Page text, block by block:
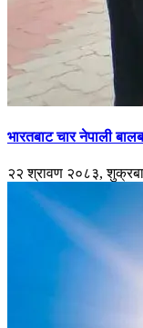
भारतबाट चार नेपाली
२२ श्रावण २०८३,